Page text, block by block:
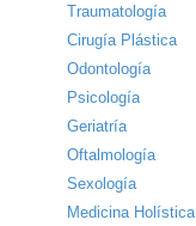
Traumatología
Cirugía Plástica
Odontología
Psicología
Geriatría
Oftalmología
Sexología
Medicina Holística